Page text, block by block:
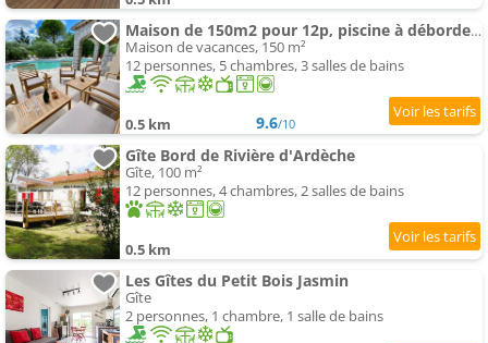
Maison de 150m2 pour 12p, piscine à débordement chauffée d'avril à octobre inclus
Maison de vacances, 150 m²
12 personnes, 5 chambres, 3 salles de bains
0.5 km 9.6/10
Gîte Bord de Rivière d'Ardèche
Gîte, 100 m²
12 personnes, 4 chambres, 2 salles de bains
0.5 km
Les Gîtes du Petit Bois Jasmin
Gîte
2 personnes, 1 chambre, 1 salle de bains